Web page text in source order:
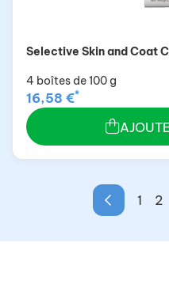
Selective Skin and Coat
4 boîtes de 100 g
16,58 €*
1 2